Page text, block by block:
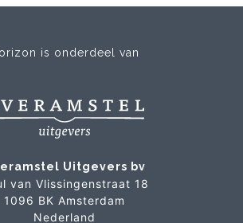
is onderdeel van
Uitgevers bv
van Vlissingenstraat 18
1096 BK Amsterdam
Nederland